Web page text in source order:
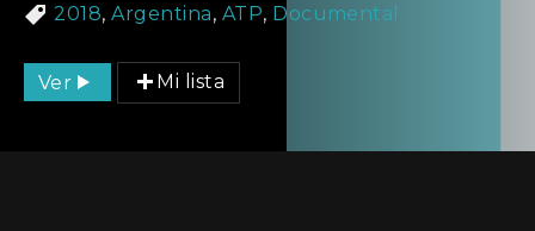
2018,Argentina, ATP, Documental
Ver Mi lista